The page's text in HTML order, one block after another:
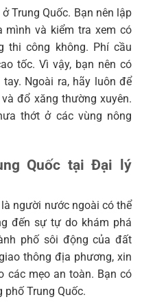
Trung Quốc. Bạn nên lập
mình và kiểm tra xem có
thi công không. Phí cầu
tốc. Vì vậy, bạn nên có
Ngoài ra, hãy luôn để
đổ xăng thường xuyên.
thớt ở các vùng nông
Quốc tại Đại lý
người nước ngoài có thể
đến sự tự do khám phá
phố sôi động của đất
thông địa phương, xin
các mẹo an toàn. Bạn có
Trung Quốc.